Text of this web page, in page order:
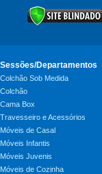
Sessões/Departamentos
Colchão Sob Medida
Colchão
Cama Box
Travesseiro e Acessórios
Móveis de Casal
Móveis Infantis
Móveis Juvenis
Móveis de Cozinha